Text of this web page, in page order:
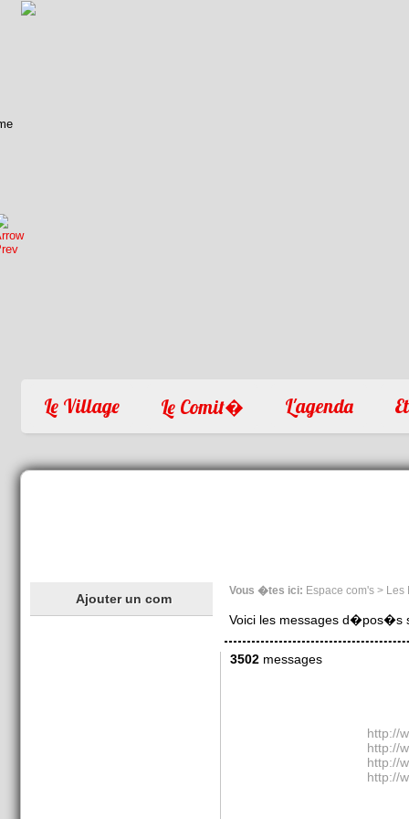
Le Village Le Comit� L'agenda
Vous �tes ici: Espace com's > Les
Voici les messages d�pos�s
3502messages
http://
http://
http://
http://
Ajouter un com